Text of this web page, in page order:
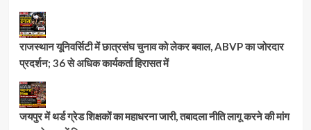
राजस्थान यूनिवर्सिटी में छात्रसंघ चुनाव को लेकर बवाल, ABVP का जोरदार
प्रदर्शन; 36 से अधिक कार्यकर्ता हिरासत में
जयपुर में थर्ड ग्रेड शिक्षकों का महाधरना जारी, तबादला नीति लागू करने की मांग